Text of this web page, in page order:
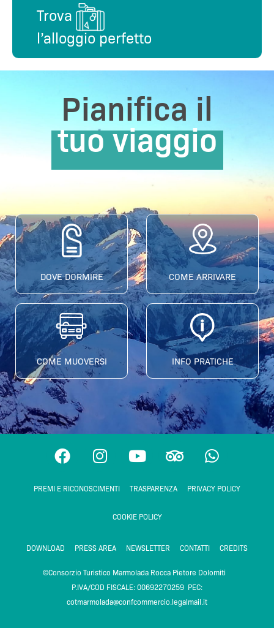
Trova
l’alloggio perfetto
Pianifica il
tuo viaggio
DOVE DORMIRE COME ARRIVARE
COME MUOVERSI INFO PRATICHE
F
a
e
o
I
n
t
r
m
Y
o
t
u
e
T
r
p
v
s
o
r
W
h
t
p
PREMI E RICONOSCIMENTI TRASPARENZA PRIVACY POLICY
COOKIE POLICY
DOWNLOAD PRESS AREA NEWSLETTER CONTATTI CREDITS
©Consorzio Turistico Marmolada Rocca Pietore Dolomiti
P.IVA/COD FISCALE: 00692270259 PEC:
cotmarmolada@confcommercio.legalmail.it